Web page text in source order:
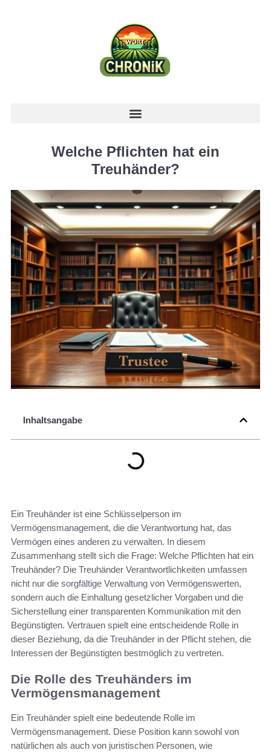
Welche Pflichten hat ein
Treuhänder?
Inhaltsangabe
Ein Treuhänder ist eine Schlüsselperson im
Vermögensmanagement, die die Verantwortung hat, das
Vermögen eines anderen zu verwalten. In diesem
Zusammenhang stellt sich die Frage: Welche Pflichten hat ein
Treuhänder? Die Treuhänder Verantwortlichkeiten umfassen
nicht nur die sorgfältige Verwaltung von Vermögenswerten,
sondern auch die Einhaltung gesetzlicher Vorgaben und die
Sicherstellung einer transparenten Kommunikation mit den
Begünstigten. Vertrauen spielt eine entscheidende Rolle in
dieser Beziehung, da die Treuhänder in der Pflicht stehen, die
Interessen der Begünstigten bestmöglich zu vertreten.
Die Rolle des Treuhänders im
Vermögensmanagement
Ein Treuhänder spielt eine bedeutende Rolle im
Vermögensmanagement. Diese Position kann sowohl von
natürlichen als auch von juristischen Personen, wie